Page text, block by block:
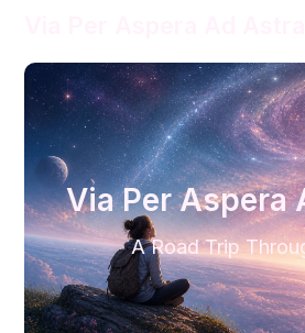
Via Per Aspera
A Road Trip